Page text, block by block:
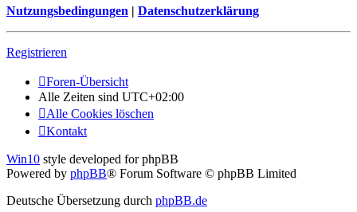
Nutzungsbedingungen | Datenschutzerklärung
Registrieren
Foren-Übersicht
Alle Zeiten sind UTC+02:00
Alle Cookies löschen
Kontakt
Win10 style developed for phpBB
Powered by phpBB® Forum Software © phpBB Limited
Deutsche Übersetzung durch phpBB.de